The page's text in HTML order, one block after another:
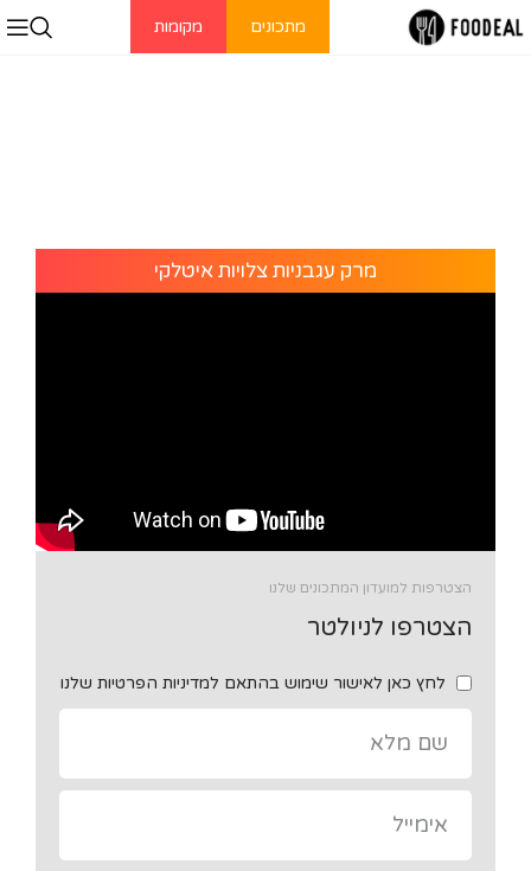
מתכונים מקומות
מרק עגבניות צלויות איטלקי
הצטרפות למועדון המתכונים שלנו
הצטרפו לניולטר
לחץ כאן לאישור שימוש בהתאם למדיניות הפרטיות שלנו